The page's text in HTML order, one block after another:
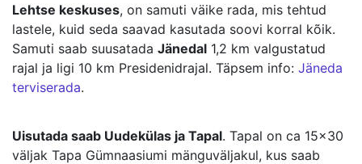
Lehtse keskuses, on samuti väike rada, mis tehtud
lastele, kuid seda saavad kasutada soovi korral kõik.
Samuti saab suusatada Jänedal 1,2 km valgustatud
rajal ja ligi 10 km Presidenidrajal. Täpsem info: Jäneda
terviserada.
Uisutada saab Uudekülas ja Tapal. Tapal on ca 15×30
väljak Tapa Gümnaasiumi mänguväljakul, kus saab